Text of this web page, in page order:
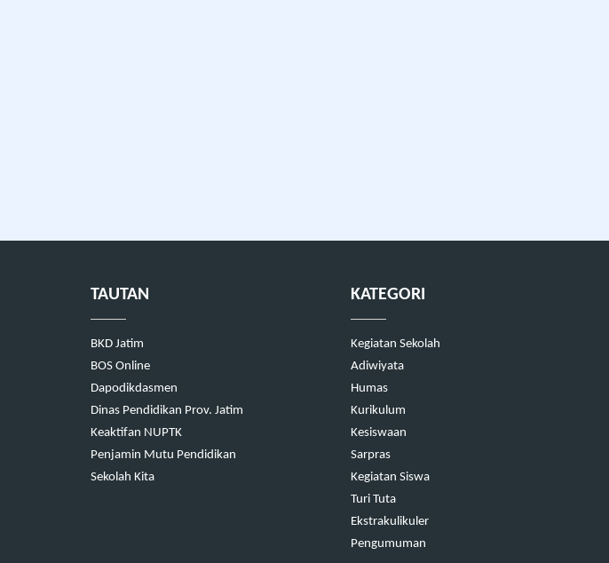
TAUTAN
BKD Jatim
BOS Online
Dapodikdasmen
Dinas Pendidikan Prov. Jatim
Keaktifan NUPTK
Penjamin Mutu Pendidikan
Sekolah Kita
KATEGORI
Kegiatan Sekolah
Adiwiyata
Humas
Kurikulum
Kesiswaan
Sarpras
Kegiatan Siswa
Turi Tuta
Ekstrakulikuler
Pengumuman